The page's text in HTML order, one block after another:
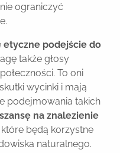
ograniczyć
etyczne podejście do
także głosy
To oni
wycinki i mają
podejmowania takich
na znalezienie
które będą korzystne
naturalnego.